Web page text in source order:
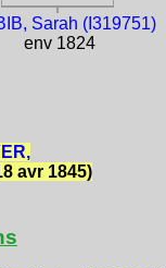
Sarah (I319751)
env 1824
avr 1845)